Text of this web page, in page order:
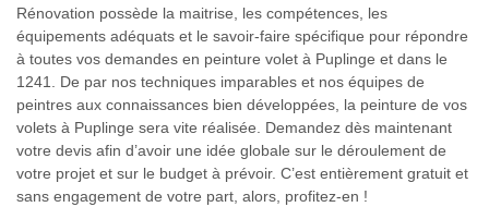
Rénovation possède la maitrise, les compétences, les
équipements adéquats et le savoir-faire spécifique pour répondre
à toutes vos demandes en peinture volet à Puplinge et dans le
1241. De par nos techniques imparables et nos équipes de
peintres aux connaissances bien développées, la peinture de vos
volets à Puplinge sera vite réalisée. Demandez dès maintenant
votre devis afin d’avoir une idée globale sur le déroulement de
votre projet et sur le budget à prévoir. C’est entièrement gratuit et
sans engagement de votre part, alors, profitez-en !